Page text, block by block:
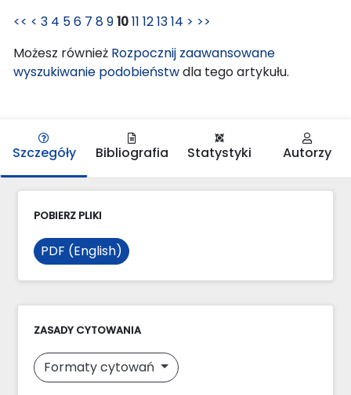
<< < 3 4 56 7 891011 121314 > >>
Możesz również Rozpocznij zaawansowane
wyszukiwanie podobieństwdla tego artykułu.
Szczegóły Bibliografia Statystyki Autorzy
POBIERZ PLIKI
PDF (English)
ZASADY CYTOWANIA
Formaty cytowań